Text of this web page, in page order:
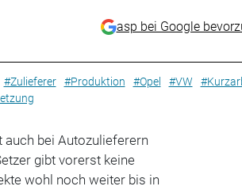
asp bei Google
#Zulieferer #Produktion #Opel #VW
bei Autozulieferern
gibt vorerst keine
wohl noch weiter bis in